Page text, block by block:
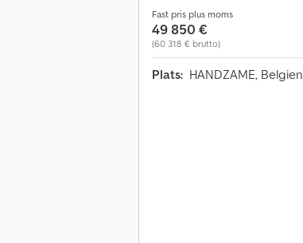
Fast pris plus moms
49 850 €
(60 318 € brutto)
Plats: HANDZAME, Belgien